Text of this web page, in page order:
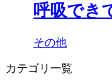
呼吸でき
その他
カテゴリ一覧